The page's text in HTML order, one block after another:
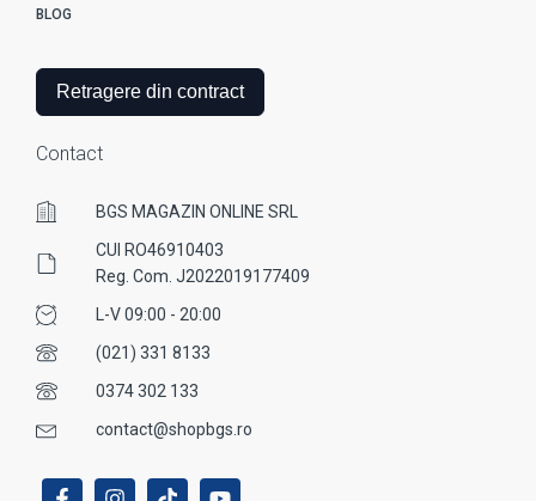
BLOG
Retragere din contract
Contact
BGS MAGAZIN ONLINE SRL
CUI RO46910403
Reg. Com. J2022019177409
L-V 09:00 - 20:00
(021) 331 8133
0374 302 133
contact@shopbgs.ro